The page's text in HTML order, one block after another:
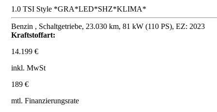
1.0 TSI Style *GRA*LED*SHZ*KLIMA*
Benzin , Schaltgetriebe, 23.030 km, 81 kW (110 PS), EZ: 2023
Kraftstoffart:
14.199 €
inkl. MwSt
189 €
mtl. Finanzierungsrate